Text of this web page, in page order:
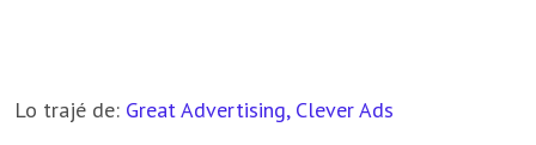
Lo trajé de: Great Advertising, Clever Ads